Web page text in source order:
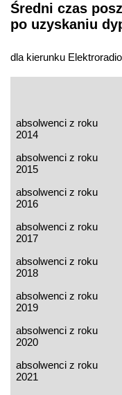
Średni czas
po uzyskaniu
dla kierunku
absolwenci z roku
2014
absolwenci z roku
2015
absolwenci z roku
2016
absolwenci z roku
2017
absolwenci z roku
2018
absolwenci z roku
2019
absolwenci z roku
2020
absolwenci z roku
2021